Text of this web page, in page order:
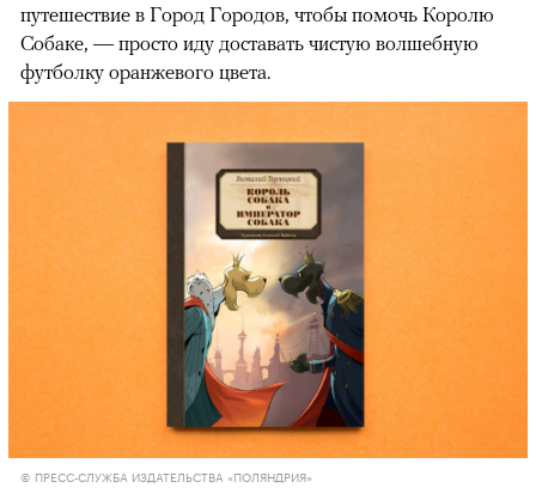
путешествие в Город Городов, чтобы помочь Королю
Собаке, — просто иду доставать чистую волшебную
футболку оранжевого цвета.
© ПРЕСС-СЛУЖБА ИЗДАТЕЛЬСТВА «ПОЛЯНДРИЯ»